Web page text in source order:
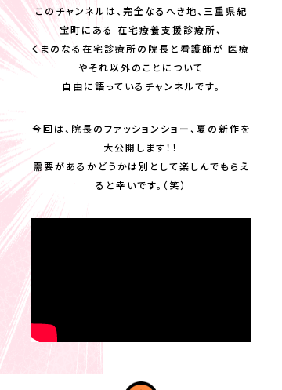
このチャンネルは、完全なるへき地、三重県紀
宝町にある 在宅療養支援診療所、
くまのなる在宅診療所の院長と看護師が 医療
やそれ以外のことについて
自由に語っているチャンネルです。
今回は、院長のファッションショー、夏の新作を
大公開します！！
需要があるかどうかは別として楽しんでもらえ
ると幸いです。（笑）